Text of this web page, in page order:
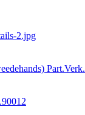
Part.Verk.